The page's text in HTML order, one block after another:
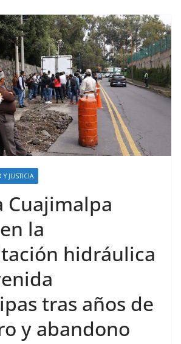
Y JUSTICIA
Cuajimalpa
la
hidráulica
tras años de
y abandono